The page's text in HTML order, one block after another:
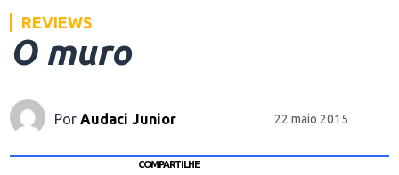
REVIEWS
O muro
Por Audaci Junior 22 maio 2015
COMPARTILHE